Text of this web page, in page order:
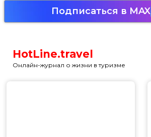
Подписаться в MAX
HotLine.travel
Онлайн-журнал о жизни в туризме